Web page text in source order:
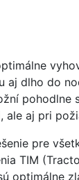
dlho do
pohodlne
aj pri
pre
TIM
optimálne